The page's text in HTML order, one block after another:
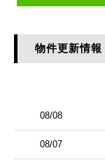
物件更新情報
08/08
08/07